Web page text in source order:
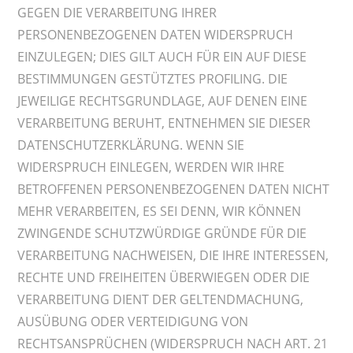
GEGEN DIE VERARBEITUNG IHRER
PERSONENBEZOGENEN DATEN WIDERSPRUCH
EINZULEGEN; DIES GILT AUCH FÜR EIN AUF DIESE
BESTIMMUNGEN GESTÜTZTES PROFILING. DIE
JEWEILIGE RECHTSGRUNDLAGE, AUF DENEN EINE
VERARBEITUNG BERUHT, ENTNEHMEN SIE DIESER
DATENSCHUTZERKLÄRUNG. WENN SIE
WIDERSPRUCH EINLEGEN, WERDEN WIR IHRE
BETROFFENEN PERSONENBEZOGENEN DATEN NICHT
MEHR VERARBEITEN, ES SEI DENN, WIR KÖNNEN
ZWINGENDE SCHUTZWÜRDIGE GRÜNDE FÜR DIE
VERARBEITUNG NACHWEISEN, DIE IHRE INTERESSEN,
RECHTE UND FREIHEITEN ÜBERWIEGEN ODER DIE
VERARBEITUNG DIENT DER GELTENDMACHUNG,
AUSÜBUNG ODER VERTEIDIGUNG VON
RECHTSANSPRÜCHEN (WIDERSPRUCH NACH ART. 21